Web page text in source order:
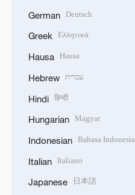
German Deutsch
Greek Ελληνικά
Hausa Hausa
Hebrew עברית
Hindi हिन्दी
Hungarian Magyar
Indonesian Bahasa Indonesia
Italian Italiano
Japanese 日本語